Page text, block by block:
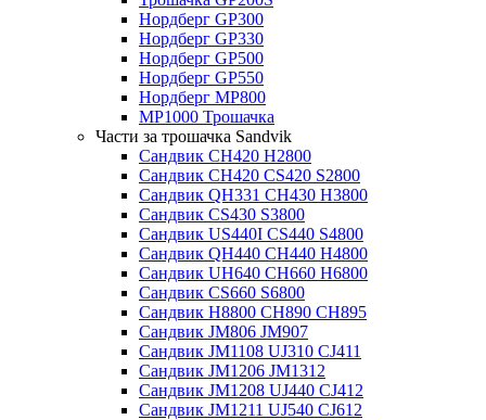
Нордберг GP300
Нордберг GP330
Нордберг GP500
Нордберг GP550
Нордберг MP800
MP1000 Трошачка
Части за трошачка Sandvik
Сандвик CH420 H2800
Сандвик CH420 CS420 S2800
Сандвик QH331 CH430 H3800
Сандвик CS430 S3800
Сандвик US440I CS440 S4800
Сандвик QH440 CH440 H4800
Сандвик UH640 CH660 H6800
Сандвик CS660 S6800
Сандвик H8800 CH890 CH895
Сандвик JM806 JM907
Сандвик JM1108 UJ310 CJ411
Сандвик JM1206 JM1312
Сандвик JM1208 UJ440 CJ412
Сандвик JM1211 UJ540 CJ612